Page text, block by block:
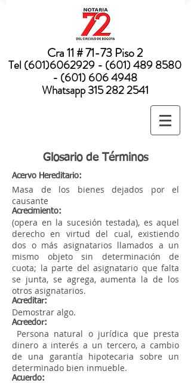
Cra 11 # 71-73 Piso 2
Tel (601)6062929 - (601) 4898580
- (601) 606 4948
Whatsapp315 282 2541
Glosario de Términos
Acervo Hereditario:
Masa de los bienes dejados por el
causante
Acrecimiento:
(opera en la sucesión testada), es aquel
derecho en virtud del cual, existiendo
dos o más asignatarios llamados a un
mismo objeto sin determinación de
cuota; la parte del asignatario que falta
se junta, se agrega, aumenta la de los
otros asignatarios.
Acreditar:
Demostrar algo.
Acreedor:
Persona natural o jurídica que presta
dinero a interés a un tercero, a cambio
de una garantía hipotecaria sobre un
determinado bien inmueble.
Acuerdo: